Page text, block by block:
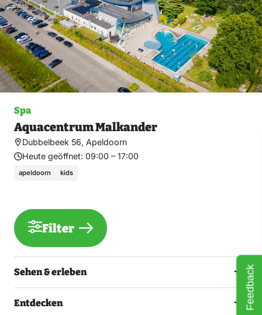
Spa
Aquacentrum Malkander
Dubbelbeek 56, Apeldoorn
Heute geöffnet: 09:00 – 17:00
apeldoorn kids
Filter
Sehen & erleben
Entdecken Feedback